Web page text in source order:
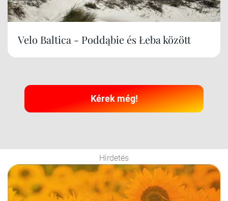
Velo Baltica - Poddąbie és Łeba között
Kérek még!
Hirdetés